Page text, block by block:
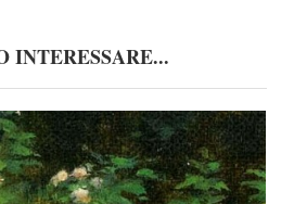
INTERESSARE...